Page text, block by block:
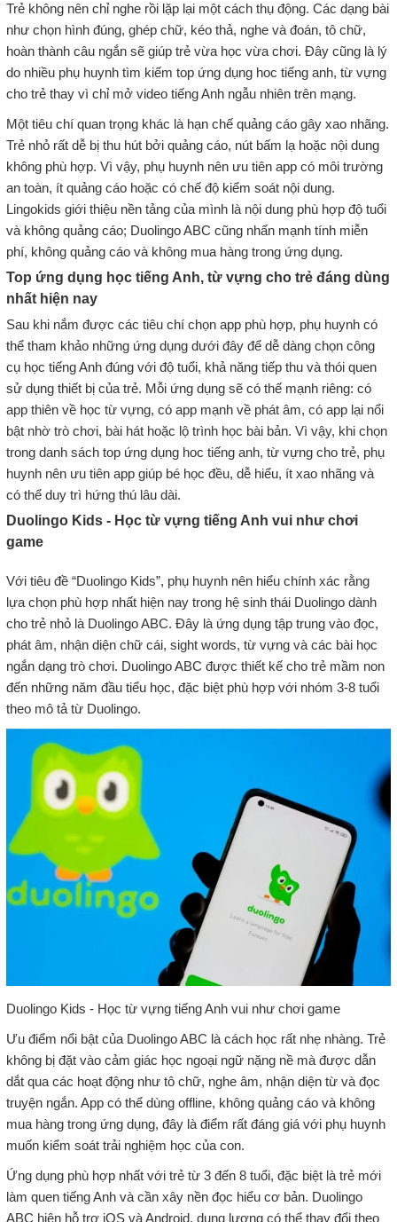
Trẻ không nên chỉ nghe rồi lặp lại một cách thụ động. Các dạng bài
như chọn hình đúng, ghép chữ, kéo thả, nghe và đoán, tô chữ,
hoàn thành câu ngắn sẽ giúp trẻ vừa học vừa chơi. Đây cũng là lý
do nhiều phụ huynh tìm kiếm top ứng dụng hoc tiếng anh, từ vựng
cho trẻ thay vì chỉ mở video tiếng Anh ngẫu nhiên trên mạng.
Một tiêu chí quan trọng khác là hạn chế quảng cáo gây xao nhãng.
Trẻ nhỏ rất dễ bị thu hút bởi quảng cáo, nút bấm lạ hoặc nội dung
không phù hợp. Vì vậy, phụ huynh nên ưu tiên app có môi trường
an toàn, ít quảng cáo hoặc có chế độ kiểm soát nội dung.
Lingokids giới thiệu nền tảng của mình là nội dung phù hợp độ tuổi
và không quảng cáo; Duolingo ABC cũng nhấn mạnh tính miễn
phí, không quảng cáo và không mua hàng trong ứng dụng.
Top ứng dụng học tiếng Anh, từ vựng cho trẻ đáng dùng
nhất hiện nay
Sau khi nắm được các tiêu chí chọn app phù hợp, phụ huynh có
thể tham khảo những ứng dụng dưới đây để dễ dàng chọn công
cụ học tiếng Anh đúng với độ tuổi, khả năng tiếp thu và thói quen
sử dụng thiết bị của trẻ. Mỗi ứng dụng sẽ có thế mạnh riêng: có
app thiên về học từ vựng, có app mạnh về phát âm, có app lại nổi
bật nhờ trò chơi, bài hát hoặc lộ trình học bài bản. Vì vậy, khi chọn
trong danh sách top ứng dụng hoc tiếng anh, từ vựng cho trẻ, phụ
huynh nên ưu tiên app giúp bé học đều, dễ hiểu, ít xao nhãng và
có thể duy trì hứng thú lâu dài.
Duolingo Kids - Học từ vựng tiếng Anh vui như chơi
game
Với tiêu đề “Duolingo Kids”, phụ huynh nên hiểu chính xác rằng
lựa chọn phù hợp nhất hiện nay trong hệ sinh thái Duolingo dành
cho trẻ nhỏ là Duolingo ABC. Đây là ứng dụng tập trung vào đọc,
phát âm, nhận diện chữ cái, sight words, từ vựng và các bài học
ngắn dạng trò chơi. Duolingo ABC được thiết kế cho trẻ mầm non
đến những năm đầu tiểu học, đặc biệt phù hợp với nhóm 3-8 tuổi
theo mô tả từ Duolingo.
Duolingo Kids - Học từ vựng tiếng Anh vui như chơi game
Ưu điểm nổi bật của Duolingo ABC là cách học rất nhẹ nhàng. Trẻ
không bị đặt vào cảm giác học ngoại ngữ nặng nề mà được dẫn
dắt qua các hoạt động như tô chữ, nghe âm, nhận diện từ và đọc
truyện ngắn. App có thể dùng offline, không quảng cáo và không
mua hàng trong ứng dụng, đây là điểm rất đáng giá với phụ huynh
muốn kiểm soát trải nghiệm học của con.
Ứng dụng phù hợp nhất với trẻ từ 3 đến 8 tuổi, đặc biệt là trẻ mới
làm quen tiếng Anh và cần xây nền đọc hiểu cơ bản. Duolingo
ABC hiện hỗ trợ iOS và Android, dung lượng có thể thay đổi theo